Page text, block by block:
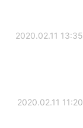
2020.02.11 13:35
2020.02.11 11:20